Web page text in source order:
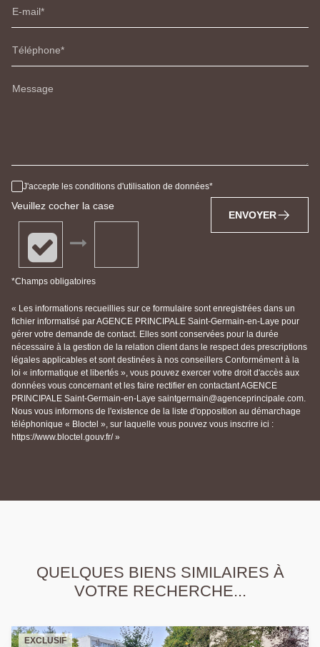
E-mail
Téléphone
Message
J'accepte les conditions d'utilisation de données
Veuillez cocher la case
*Champs obligatoires
ENVOYER
« Les informations recueillies sur ce formulaire sont enregistrées dans un
fichier informatisé par AGENCE PRINCIPALE Saint-Germain-en-Laye pour
gérer votre demande de contact. Elles sont conservées pour la durée
nécessaire à la gestion de la relation client dans le respect des prescriptions
légales applicables et sont destinées à nos conseillers Conformément à la
loi « informatique et libertés », vous pouvez exercer votre droit d'accès aux
données vous concernant et les faire rectifier en contactant AGENCE
PRINCIPALE Saint-Germain-en-Laye saintgermain@agenceprincipale.com.
Nous vous informons de l'existence de la liste d'opposition au démarchage
téléphonique « Bloctel », sur laquelle vous pouvez vous inscrire ici :
https://www.bloctel.gouv.fr/ »
QUELQUES BIENS SIMILAIRES À
VOTRE RECHERCHE...
EXCLUSIF